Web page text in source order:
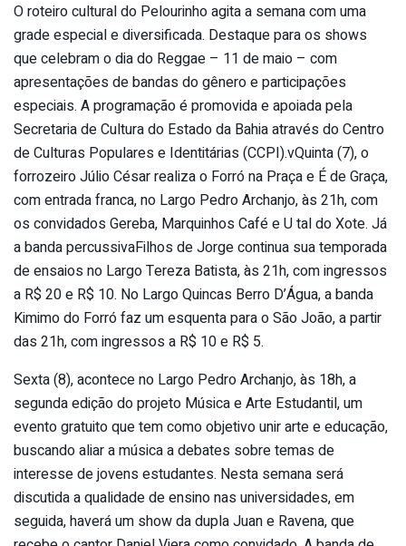
O roteiro cultural do Pelourinho agita a semana com uma
grade especial e diversificada. Destaque para os shows
que celebram o dia do Reggae – 11 de maio – com
apresentações de bandas do gênero e participações
especiais. A programação é promovida e apoiada pela
Secretaria de Cultura do Estado da Bahia através do Centro
de Culturas Populares e Identitárias (CCPI).vQuinta (7), o
forrozeiro Júlio César realiza o Forró na Praça e É de Graça,
com entrada franca, no Largo Pedro Archanjo, às 21h, com
os convidados Gereba, Marquinhos Café e U tal do Xote. Já
a banda percussivaFilhos de Jorge continua sua temporada
de ensaios no Largo Tereza Batista, às 21h, com ingressos
a R$ 20 e R$ 10. No Largo Quincas Berro D’Água, a banda
Kimimo do Forró faz um esquenta para o São João, a partir
das 21h, com ingressos a R$ 10 e R$ 5.
Sexta (8), acontece no Largo Pedro Archanjo, às 18h, a
segunda edição do projeto Música e Arte Estudantil, um
evento gratuito que tem como objetivo unir arte e educação,
buscando aliar a música a debates sobre temas de
interesse de jovens estudantes. Nesta semana será
discutida a qualidade de ensino nas universidades, em
seguida, haverá um show da dupla Juan e Ravena, que